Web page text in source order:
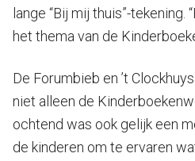
lange “Bij mij thuis”-tekening.
het thema van de
De Forumbieb en ’t
niet alleen de
ochtend was ook gelijk een
de kinderen om te ervaren